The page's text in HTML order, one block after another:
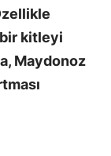
kitleyi
Maydonoz